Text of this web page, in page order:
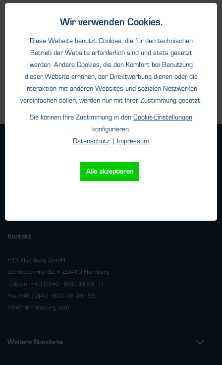
Details
Blink is...
Kontakt
HTK Hamburg GmbH
Oehleckerring 32 • 22419 Hamburg
Telefon: +49 (0)40 - 600 38 38 - 0
Fax: +49 (0)40 - 600 38 38 - 99
info@htk-hamburg.com
Weitere Standorte
Wir verwenden Cookies.
Diese Website benutzt Cookies, die für den technischen
Betrieb der Website erforderlich sind und stets gesetzt
werden. Andere Cookies, die den Komfort bei Benutzung
dieser Website erhöhen, der Direktwerbung dienen oder die
Interaktion mit anderen Websites und sozialen Netzwerken
vereinfachen sollen, werden nur mit Ihrer Zustimmung gesetzt.
Sie können Ihre Zustimmung in den Cookie-Einstellungen
konfigurieren.
Datenschutz | Impressum
Alle akzeptieren